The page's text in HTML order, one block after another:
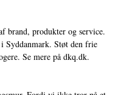
brand, produkter og service.
Syddanmark. Støt den frie
Se mere på dkq.dk.